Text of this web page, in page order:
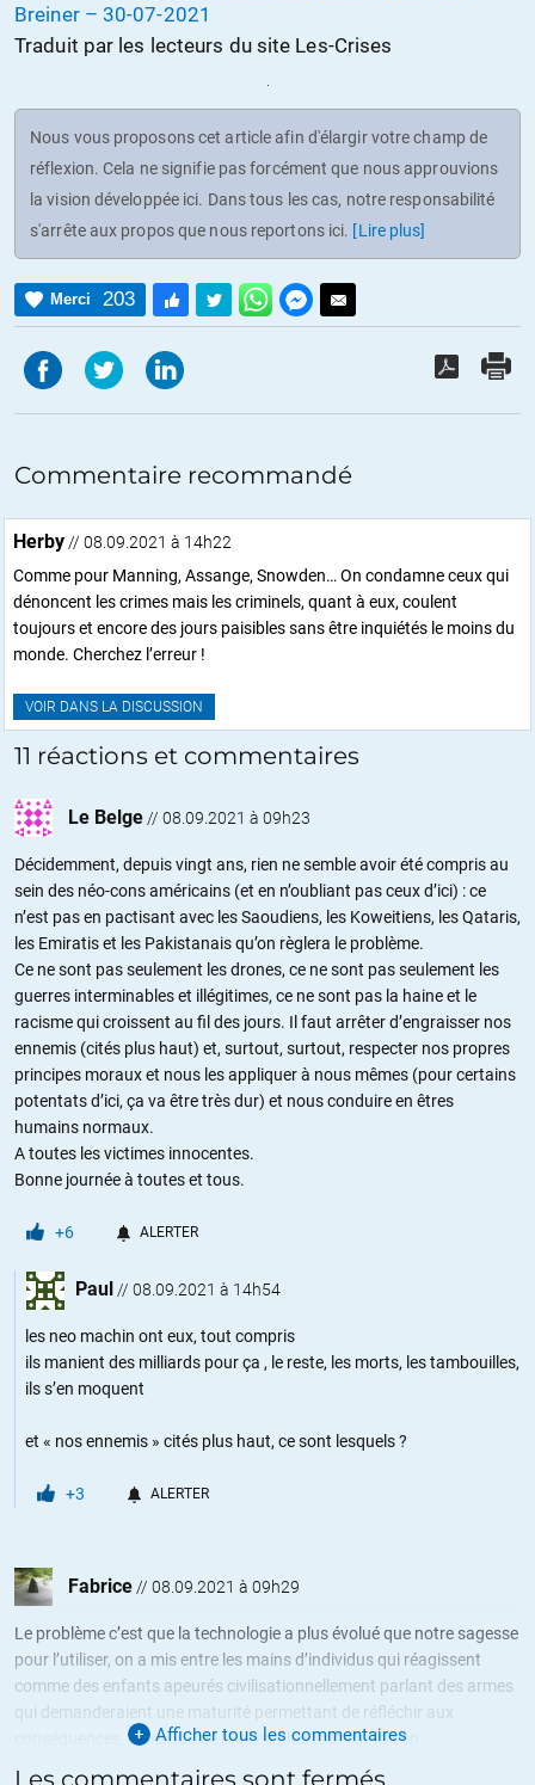
Breiner – 30-07-2021
Traduit par les lecteurs du site Les-Crises
Nous vous proposons cet article afin d'élargir votre champ de
réflexion. Cela ne signifie pas forcément que nous approuvions
la vision développée ici. Dans tous les cas, notre responsabilité
s'arrête aux propos que nous reportons ici. [Lire plus]
Merci 203
Commentaire recommandé
Herby // 08.09.2021 à 14h22
Comme pour Manning, Assange, Snowden… On condamne ceux qui
dénoncent les crimes mais les criminels, quant à eux, coulent
toujours et encore des jours paisibles sans être inquiétés le moins du
monde. Cherchez l’erreur !
VOIR DANS LA DISCUSSION
11 réactions et commentaires
Le Belge // 08.09.2021 à 09h23
Décidemment, depuis vingt ans, rien ne semble avoir été compris au
sein des néo-cons américains (et en n’oubliant pas ceux d’ici) : ce
n’est pas en pactisant avec les Saoudiens, les Koweitiens, les Qataris,
les Emiratis et les Pakistanais qu’on règlera le problème.
Ce ne sont pas seulement les drones, ce ne sont pas seulement les
guerres interminables et illégitimes, ce ne sont pas la haine et le
racisme qui croissent au fil des jours. Il faut arrêter d’engraisser nos
ennemis (cités plus haut) et, surtout, surtout, respecter nos propres
principes moraux et nous les appliquer à nous mêmes (pour certains
potentats d’ici, ça va être très dur) et nous conduire en êtres
humains normaux.
A toutes les victimes innocentes.
Bonne journée à toutes et tous.
+6 ALERTER
Paul // 08.09.2021 à 14h54
les neo machin ont eux, tout compris
ils manient des milliards pour ça , le reste, les morts, les tambouilles,
ils s’en moquent
et « nos ennemis » cités plus haut, ce sont lesquels ?
+3 ALERTER
Fabrice // 08.09.2021 à 09h29
Le problème c’est que la technologie a plus évolué que notre sagesse
pour l’utiliser, on a mis entre les mains d’individus qui réagissent
comme des enfants apeurés civilisationnellement parlant des armes
qui demanderaient une maturité permettant de réfléchir aux
conséquences, alors que de plus en plus tout est fait en
Afficher tous les commentaires
Les commentaires sont fermés.